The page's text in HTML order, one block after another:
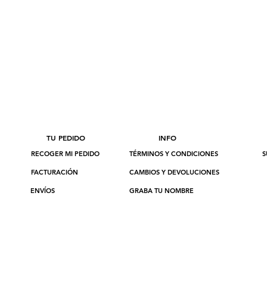
TU PEDIDO
RECOGER MI PEDIDO
FACTURACIÓN
ENVÍOS
INFO
TÉRMINOS Y CONDICIONES
CAMBIOS Y DEVOLUCIONES
GRABA TU NOMBRE